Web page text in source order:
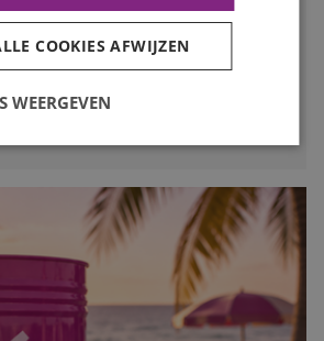
in te spelen op de personeelsbehoefte
In deze blog lees je waarom
COOKIES AFWIJZEN
WEERGEVEN